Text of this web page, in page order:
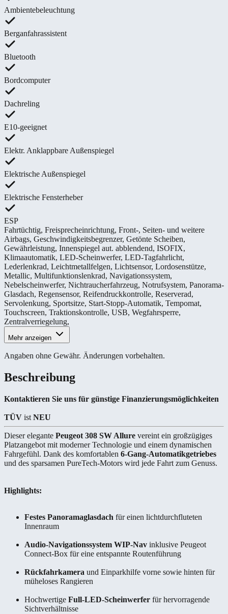
Ambientebeleuchtung
Berganfahrassistent
Bluetooth
Bordcomputer
Dachreling
E10-geeignet
Elektr. Anklappbare Außenspiegel
Elektrische Außenspiegel
Elektrische Fensterheber
ESP
Fahrtüchtig, Freisprecheinrichtung, Front-, Seiten- und weitere
Airbags, Geschwindigkeitsbegrenzer, Getönte Scheiben,
Gewährleistung, Innenspiegel aut. abblendend, ISOFIX,
Klimaautomatik, LED-Scheinwerfer, LED-Tagfahrlicht,
Lederlenkrad, Leichtmetallfelgen, Lichtsensor, Lordosenstütze,
Metallic, Multifunktionslenkrad, Navigationssystem,
Nebelscheinwerfer, Nichtraucherfahrzeug, Notrufsystem, Panorama-
Glasdach, Regensensor, Reifendruckkontrolle, Reserverad,
Servolenkung, Sportsitze, Start-Stopp-Automatik, Tempomat,
Touchscreen, Traktionskontrolle, USB, Wegfahrsperre,
Zentralverriegelung,
Mehr anzeigen
Angaben ohne Gewähr. Änderungen vorbehalten.
Beschreibung
Kontaktieren Sie uns für günstige Finanzierungsmöglichkeiten
TÜV ist NEU
Dieser elegante Peugeot 308 SW Allure vereint ein großzügiges
Platzangebot mit moderner Technologie und einem dynamischen
Fahrgefühl. Dank des komfortablen 6-Gang-Automatikgetriebes
und des sparsamen PureTech-Motors wird jede Fahrt zum Genuss.
Highlights:
Festes Panoramaglasdach für einen lichtdurchfluteten
Innenraum
Audio-Navigationssystem WIP-Nav inklusive Peugeot
Connect-Box für eine entspannte Routenführung
Rückfahrkamera und Einparkhilfe vorne sowie hinten für
müheloses Rangieren
Hochwertige Full-LED-Scheinwerfer für hervorragende
Sichtverhältnisse